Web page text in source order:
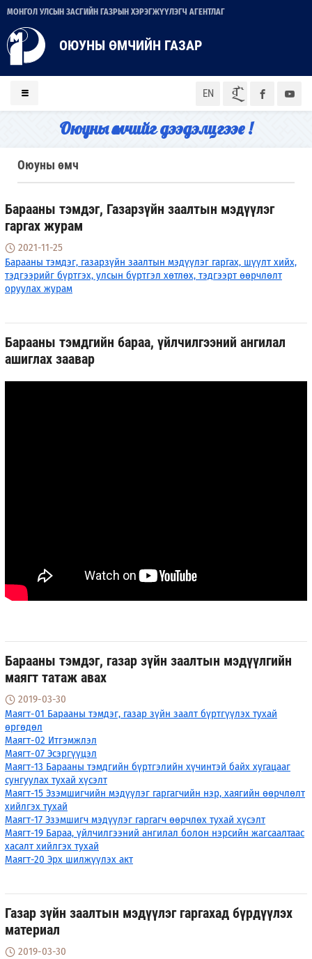
МОНГОЛ УЛСЫН ЗАСГИЙН ГАЗРЫН ХЭРЭГЖҮҮЛЭГЧ АГЕНТЛАГ
ОЮУНЫ ӨМЧИЙН ГАЗАР
EN ᠮᠣᠨ
Оюуны өмчийг дээдэлцгээе !
Оюуны өмч
Барааны тэмдэг, Газарзүйн заалтын мэдүүлэг
гаргах журам
2021-11-25
Барааны тэмдэг, газарзүйн заалтын мэдүүлэг гаргах, шүүлт хийх,
тэдгээрийг бүртгэх, улсын бүртгэл хөтлөх, тэдгээрт өөрчлөлт
оруулах журам
Барааны тэмдгийн бараа, үйлчилгээний ангилал
ашиглах заавар
Барааны тэмдэг, газар зүйн заалтын мэдүүлгийн
маягт татаж авах
2019-03-30
Маягт-01 Барааны тэмдэг, газар зүйн заалт бүртгүүлэх тухай
өргөдөл
Маягт-02 Итгэмжлэл
Маягт-07 Эсэргүүцэл
Маягт-13 Барааны тэмдгийн бүртгэлийн хүчинтэй байх хугацааг
сунгуулах тухай хүсэлт
Маягт-15 Эзэмшигчийн мэдүүлэг гаргагчийн нэр, хаягийн өөрчлөлт
хийлгэх тухай
Маягт-17 Эзэмшигч мэдүүлэг гаргагч өөрчлөх тухай хүсэлт
Маягт-19 Бараа, үйлчилгээний ангилал болон нэрсийн жагсаалтаас
хасалт хийлгэх тухай
Маягт-20 Эрх шилжүүлэх акт
Газар зүйн заалтын мэдүүлэг гаргахад бүрдүүлэх
материал
2019-03-30